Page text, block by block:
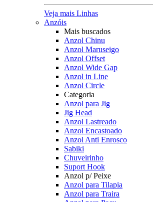
Veja mais Linhas
Anzóis
Mais buscados
Anzol Chinu
Anzol Maruseigo
Anzol Offset
Anzol Wide Gap
Anzol in Line
Anzol Circle
Categoria
Anzol para Jig
Jig Head
Anzol Lastreado
Anzol Encastoado
Anzol Anti Enrosco
Sabiki
Chuveirinho
Suport Hook
Anzol p/ Peixe
Anzol para Tilapia
Anzol para Traira